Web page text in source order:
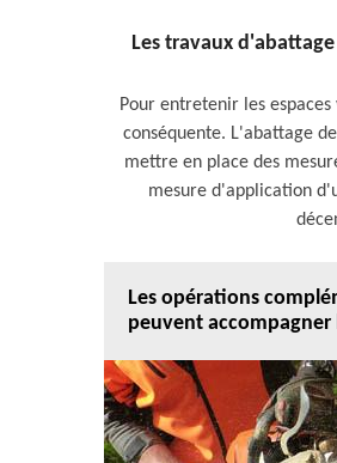
Les travaux
Pour entretenir les
conséquente. L'abattage
mettre en place des
mesure d'application
Les opérations
peuvent